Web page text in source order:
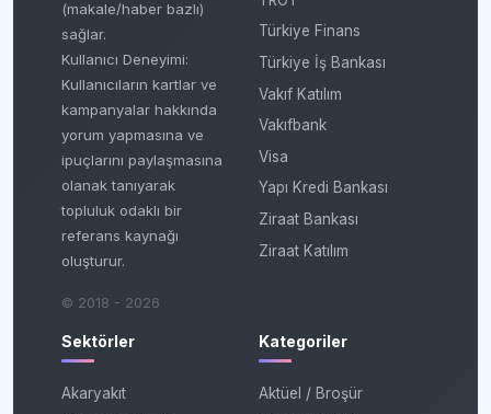
(makale/haber bazlı)
sağlar.
Kullanıcı Deneyimi:
Kullanıcıların kartlar ve
kampanyalar hakkında
yorum yapmasına ve
ipuçlarını paylaşmasına
olanak tanıyarak
topluluk odaklı bir
referans kaynağı
oluşturur.
© 2018 - 2026
Türkiye Finans
Türkiye İş Bankası
Vakıf Katılım
Vakıfbank
Visa
Yapı Kredi Bankası
Ziraat Bankası
Ziraat Katılım
Sektörler
Akaryakıt
Kategoriler
Aktüel / Broşür